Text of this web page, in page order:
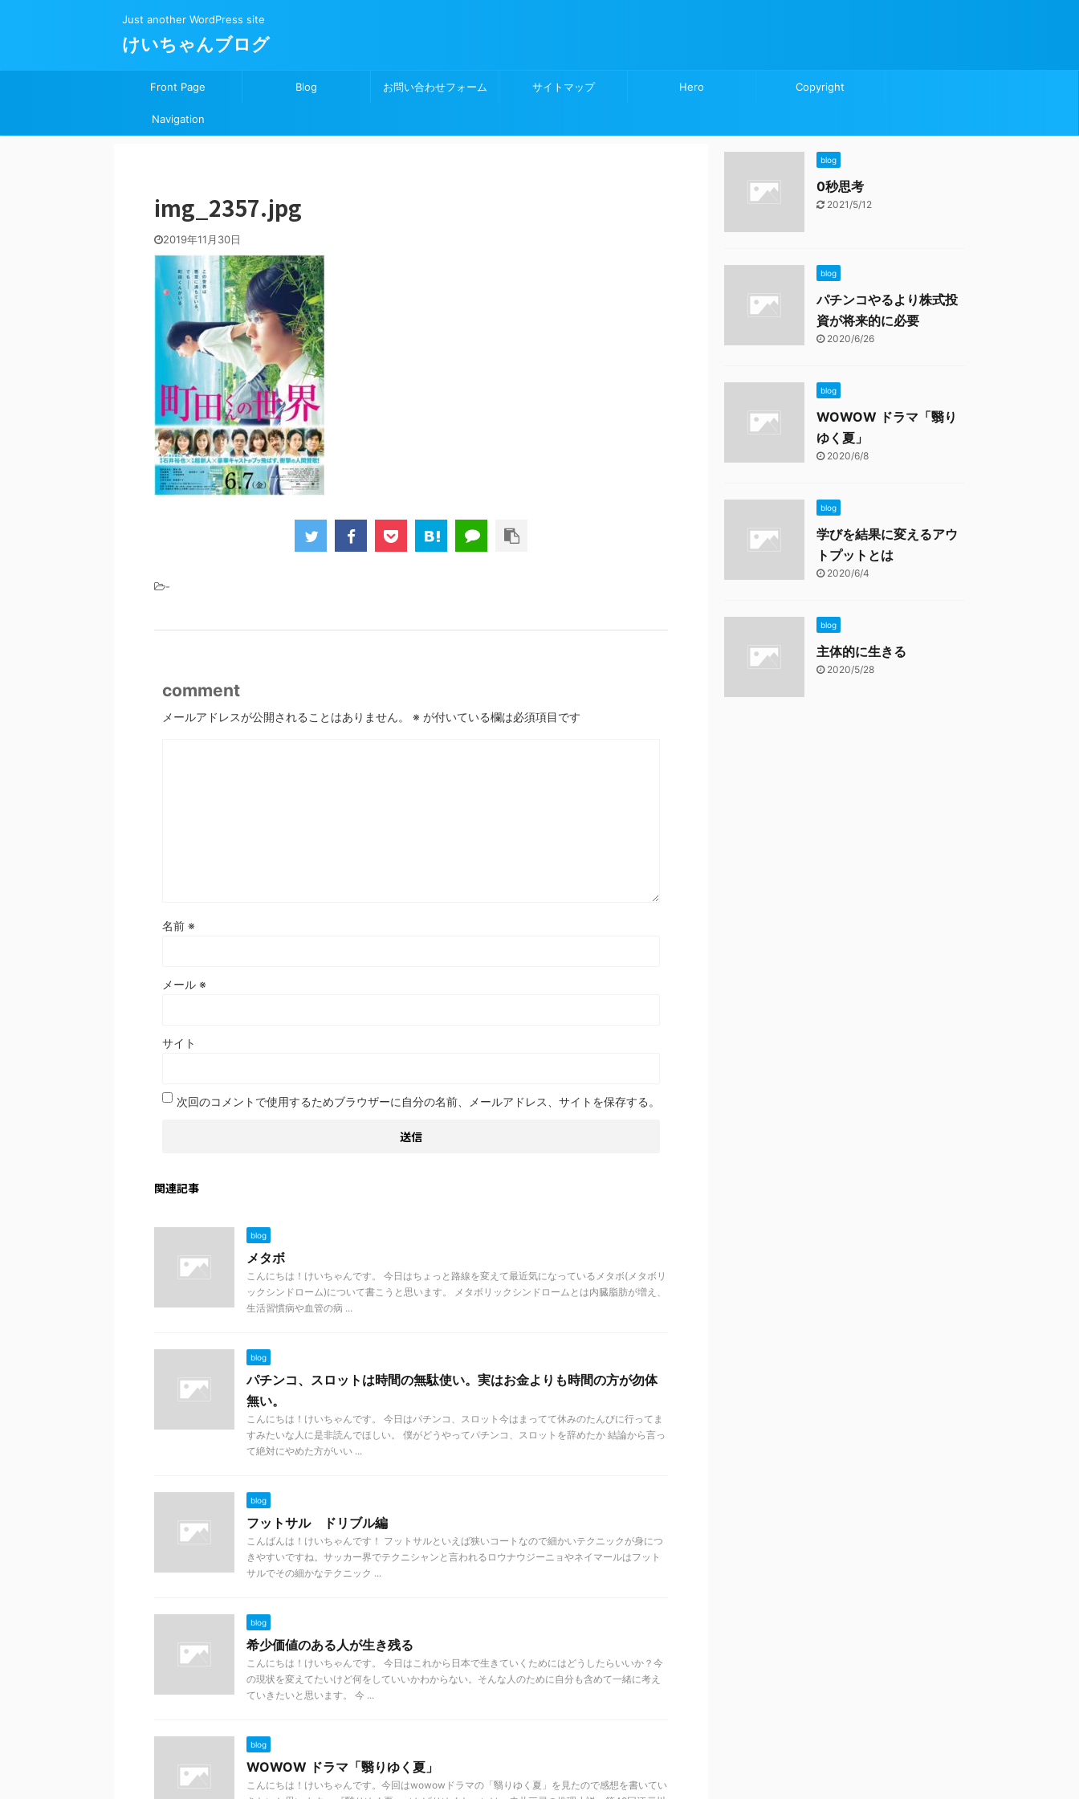
Just another WordPress site
けいちゃんブログ
Front Page Blog お問い合わせフォーム サイトマップ Hero Copyright
Navigation
img_2357.jpg
2019年11月30日
-
comment
メールアドレスが公開されることはありません。 ※ が付いている欄は必須項目です
名前 ※
メール ※
サイト
次回のコメントで使用するためブラウザーに自分の名前、メールアドレス、サイトを保存する。
関連記事
blog
メタボ
こんにちは！けいちゃんです。 今日はちょっと路線を変えて最近気になっているメタボ(メタボリ
ックシンドローム)について書こうと思います。 メタボリックシンドロームとは内臓脂肪が増え、
生活習慣病や血管の病 ...
blog
パチンコ、スロットは時間の無駄使い。実はお金よりも時間の方が勿体
無い。
こんにちは！けいちゃんです。 今日はパチンコ、スロット今はまってて休みのたんびに行ってま
すみたいな人に是非読んでほしい。 僕がどうやってパチンコ、スロットを辞めたか 結論から言っ
て絶対にやめた方がいい ...
blog
フットサル ドリブル編
こんばんは！けいちゃんです！ フットサルといえば狭いコートなので細かいテクニックが身につ
きやすいですね。サッカー界でテクニシャンと言われるロウナウジーニョやネイマールはフット
サルでその細かなテクニック ...
blog
希少価値のある人が生き残る
こんにちは！けいちゃんです。 今日はこれから日本で生きていくためにはどうしたらいいか？今
の現状を変えてたいけど何をしていいかわからない。そんな人のために自分も含めて一緒に考え
ていきたいと思います。 今 ...
blog
WOWOW ドラマ「翳りゆく夏」
こんにちは！けいちゃんです。今回はwowowドラマの「翳りゆく夏」を見たので感想を書いてい
blog
0秒思考
2021/5/12
blog
パチンコやるより株式投
資が将来的に必要
2020/6/26
blog
WOWOW ドラマ「翳り
ゆく夏」
2020/6/8
blog
学びを結果に変えるアウ
トプットとは
2020/6/4
blog
主体的に生きる
2020/5/28